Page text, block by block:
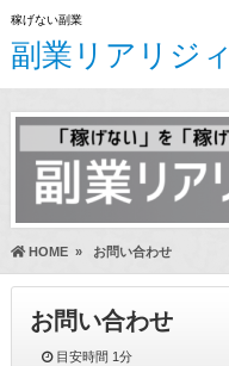
稼げない副業
副業リアリジ
HOME» お問い合わせ
お問い合わせ
目安時間 1分